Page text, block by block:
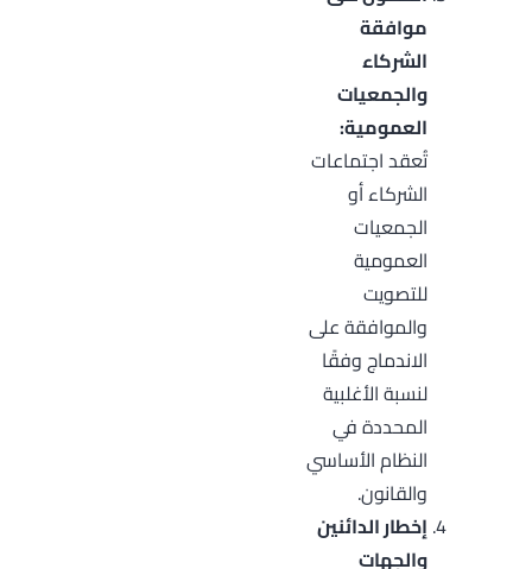
موافقة
الشركاء
والجمعيات
العمومية:
تُعقد اجتماعات
الشركاء أو
الجمعيات
العمومية
للتصويت
والموافقة على
الاندماج وفقًا
لنسبة الأغلبية
المحددة في
النظام الأساسي
والقانون.
إخطار الدائنين
والجهات